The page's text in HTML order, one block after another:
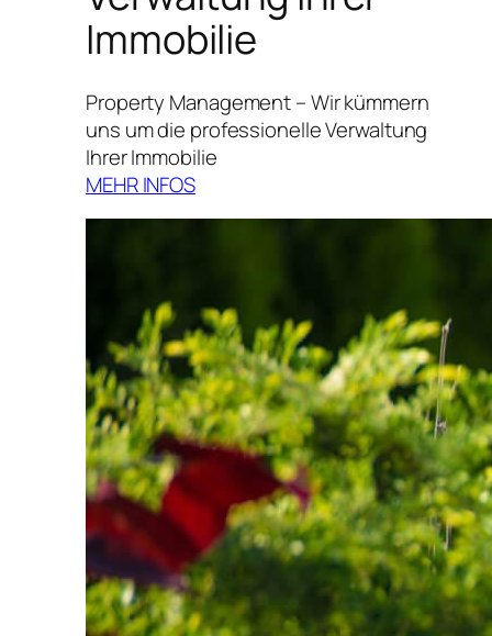
Immobilie
Property Management – Wir kümmern
uns um die professionelle Verwaltung
Ihrer Immobilie
MEHR INFOS